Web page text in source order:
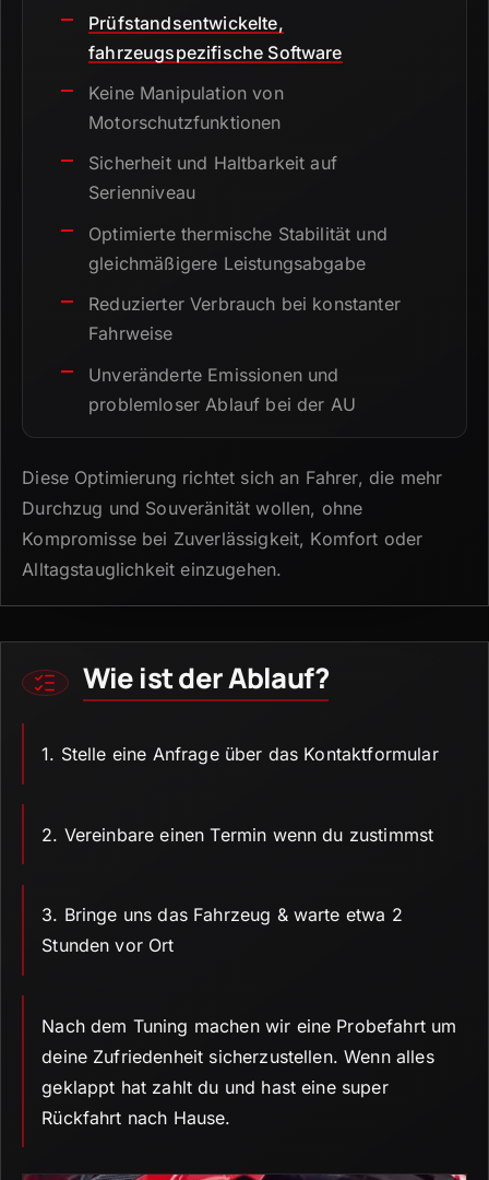
Prüfstandsentwickelte,
fahrzeugspezifische Software
Keine Manipulation von
Motorschutzfunktionen
Sicherheit und Haltbarkeit auf
Serienniveau
Optimierte thermische Stabilität und
gleichmäßigere Leistungsabgabe
Reduzierter Verbrauch bei konstanter
Fahrweise
Unveränderte Emissionen und
problemloser Ablauf bei der AU
Diese Optimierung richtet sich an Fahrer, die mehr
Durchzug und Souveränität wollen, ohne
Kompromisse bei Zuverlässigkeit, Komfort oder
Alltagstauglichkeit einzugehen.
Wie ist der Ablauf?
1. Stelle eine Anfrage über das Kontaktformular
2. Vereinbare einen Termin wenn du zustimmst
3. Bringe uns das Fahrzeug & warte etwa 2
Stunden vor Ort
Nach dem Tuning machen wir eine Probefahrt um
deine Zufriedenheit sicherzustellen. Wenn alles
geklappt hat zahlt du und hast eine super
Rückfahrt nach Hause.